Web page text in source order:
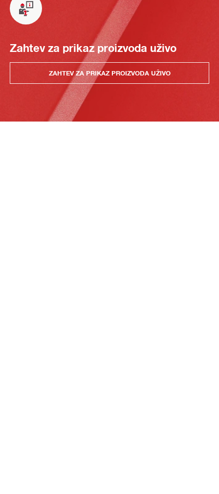
Zahtev za prikaz proizvoda uživo
ZAHTEV ZA PRIKAZ PROIZVODA UŽIVO